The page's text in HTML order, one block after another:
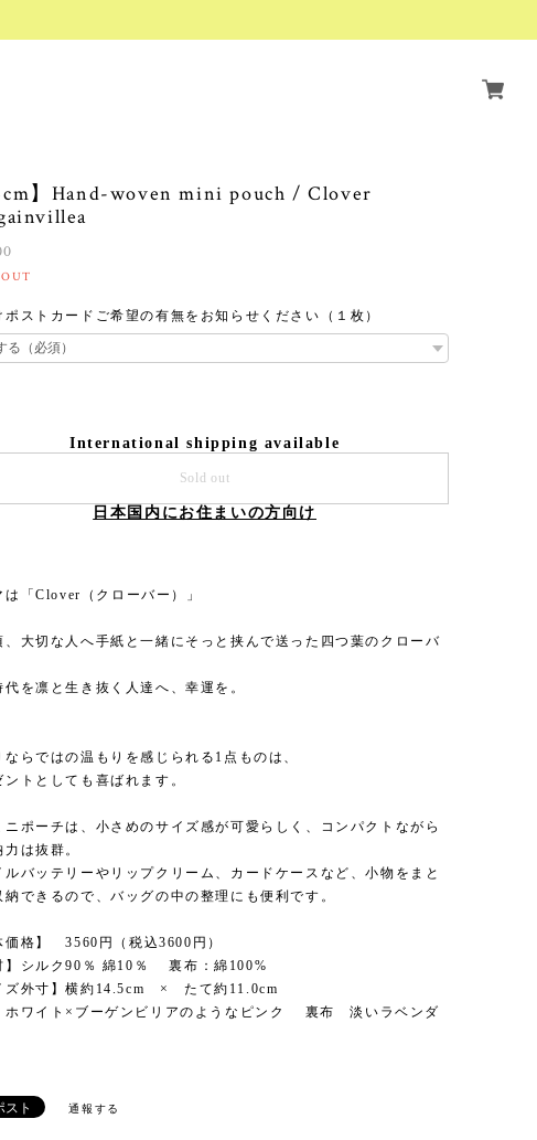
】Hand-woven mini pouch / Clover
ポストカードご希望の有無をお知らせください（１枚）
International shipping available
Sold out
日本国内にお住まいの方向け
は「Clover（クローバー）」
、大切な人へ手紙と一緒にそっと挟んで送った四つ葉のクローバ
代を凛と生き抜く人達へ、幸運を。
ならではの温もりを感じられる1点ものは、
ントとしても喜ばれます。
ニポーチは、小さめのサイズ感が可愛らしく、コンパクトながら
力は抜群。
ルバッテリーやリップクリーム、カードケースなど、小物をまと
納できるので、バッグの中の整理にも便利です。
価格】 3560円（税込3600円）
】シルク90％ 綿10％ 裏布：綿100%
ズ外寸】横約14.5cm × たて約11.0cm
ホワイト×ブーゲンビリアのようなピンク 裏布 淡いラベンダ
通報する